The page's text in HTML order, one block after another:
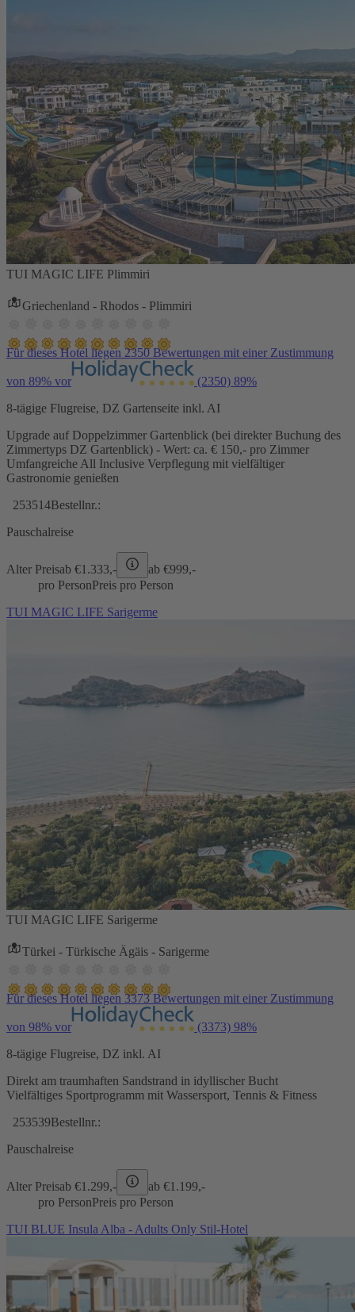
TUI MAGIC LIFE Plimmiri
Griechenland - Rhodos - Plimmiri
Für dieses Hotel liegen 2350 Bewertungen mit einer Zustimmung
von 89% vor (2350) 89%
8-tägige Flugreise, DZ Gartenseite inkl. AI
Upgrade auf Doppelzimmer Gartenblick (bei direkter Buchung des
Zimmertyps DZ Gartenblick) - Wert: ca. € 150,- pro Zimmer
Umfangreiche All Inclusive Verpflegung mit vielfältiger
Gastronomie genießen
253514Bestellnr.:
Pauschalreise
Alter Preisab €1.333,- ab €999,-
pro PersonPreis pro Person
TUI MAGIC LIFE Sarigerme
TUI MAGIC LIFE Sarigerme
Türkei - Türkische Ägäis - Sarigerme
Für dieses Hotel liegen 3373 Bewertungen mit einer Zustimmung
von 98% vor (3373) 98%
8-tägige Flugreise, DZ inkl. AI
Direkt am traumhaften Sandstrand in idyllischer Bucht
Vielfältiges Sportprogramm mit Wassersport, Tennis & Fitness
253539Bestellnr.:
Pauschalreise
Alter Preisab €1.299,- ab €1.199,-
pro PersonPreis pro Person
TUI BLUE Insula Alba - Adults Only Stil-Hotel